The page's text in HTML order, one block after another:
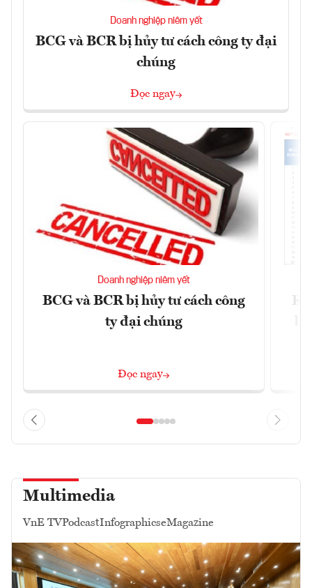
Doanh nghiệp niêm yết
BCG và BCR bị hủy tư cách công ty đại
chúng
Đọc ngay
Doanh nghiệp niêm yết
BCG và BCR bị hủy tư cách công
ty đại chúng
Đọc ngay
Multimedia
VnE TVPodcastInfographicseMagazine